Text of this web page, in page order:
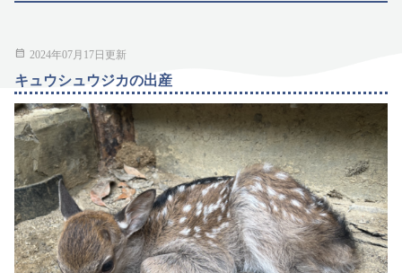
2024年07月17日更新
キュウシュウジカの出産